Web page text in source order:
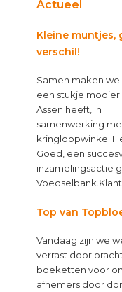
Actueel
Kleine muntjes,
verschil!
Samen maken we
een stukje
Assen heeft, in
samenwerking
kringloopwinkel
Goed, een
inzamelingsactie
Top van
Vandaag zijn we
verrast door
boeketten voor
afnemers door